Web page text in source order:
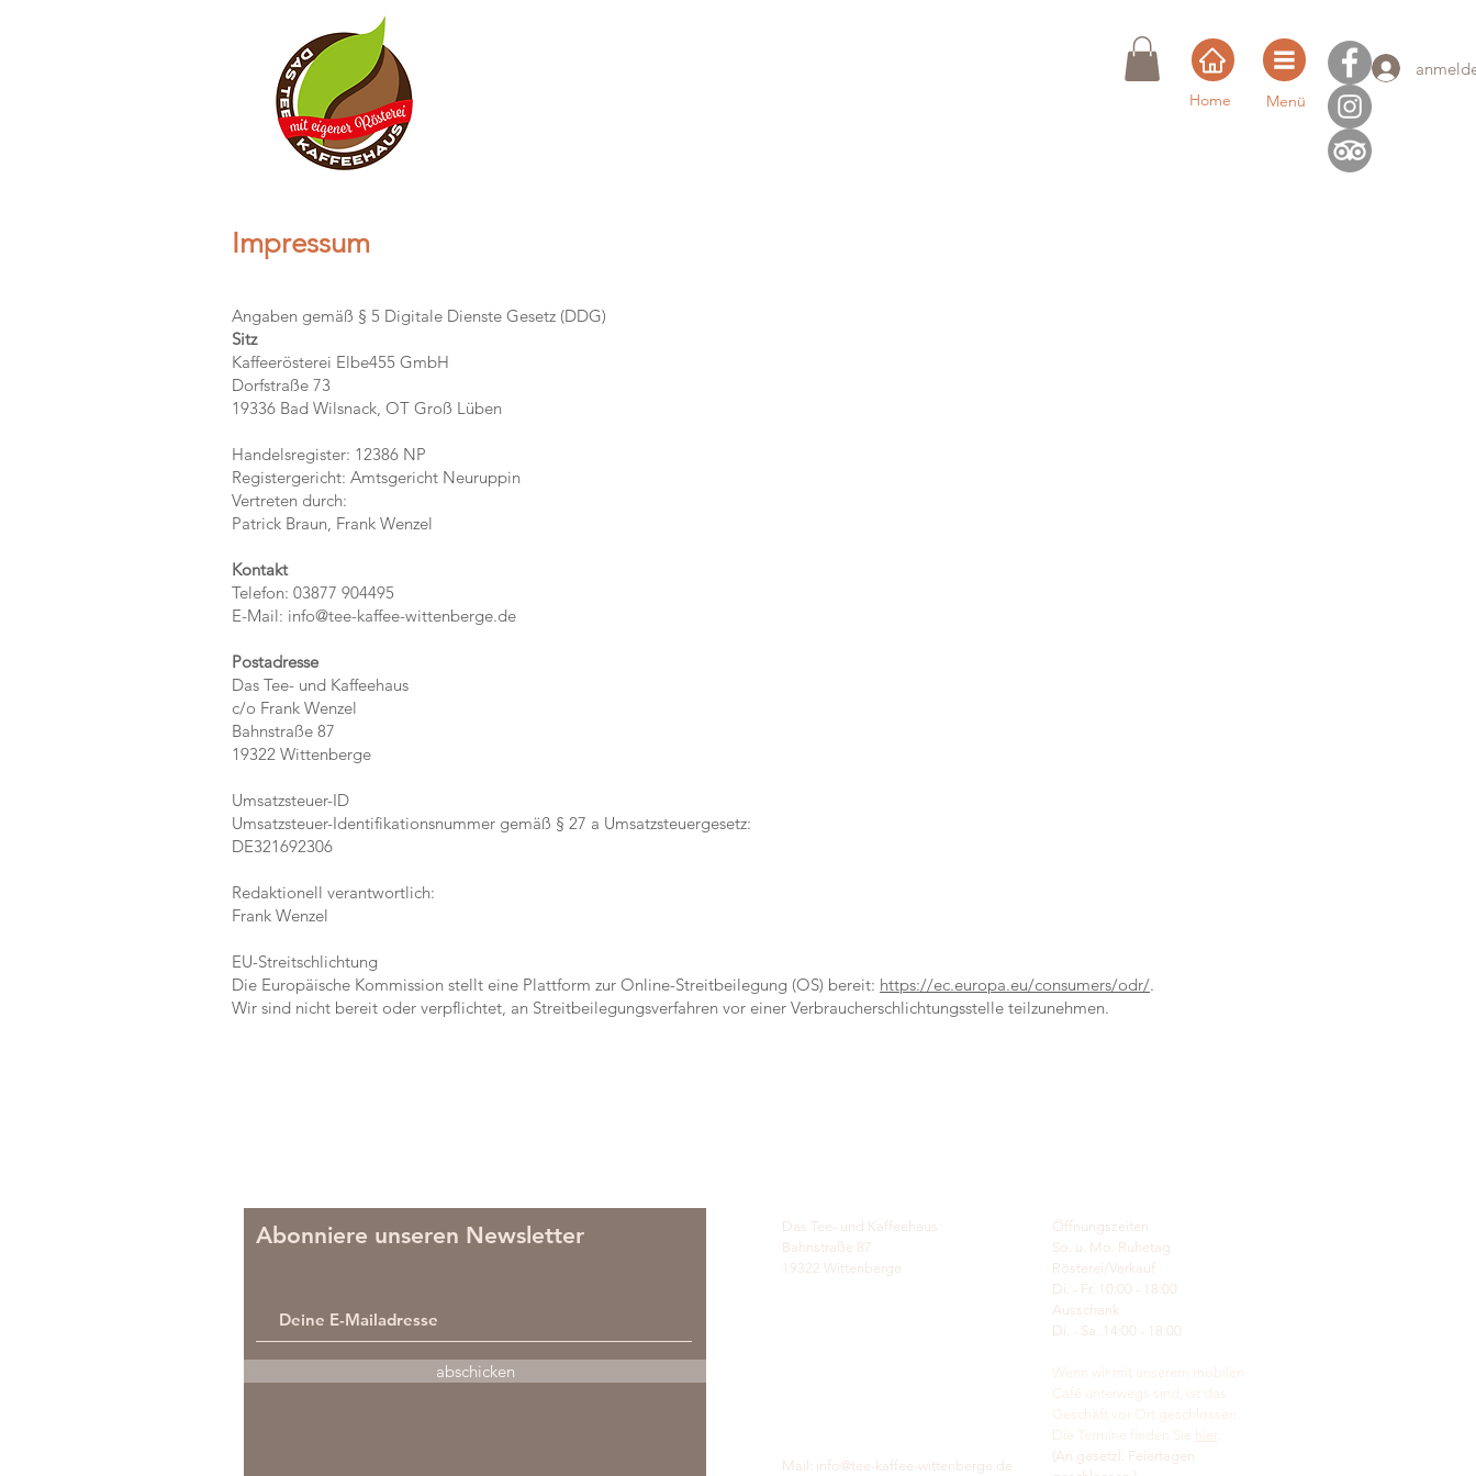
Menü
Home
Impressum
Angaben gemäß § 5 Digitale Dienste Gesetz (DDG)
Sitz
Kaffeerösterei Elbe455 GmbH
Dorfstraße 73
19336 Bad Wilsnack, OT Groß Lüben
Handelsregister: 12386 NP
Registergericht: Amtsgericht Neuruppin
Vertreten durch:
Patrick Braun, Frank Wenzel
Kontakt
Telefon: 03877 904495
E-Mail: info@tee-kaffee-wittenberge.de
Postadresse
Das Tee- und Kaffeehaus
c/o Frank Wenzel
Bahnstraße 87
19322 Wittenberge
Umsatzsteuer-ID
Umsatzsteuer-Identifikationsnummer gemäß § 27 a Umsatzsteuergesetz:
DE321692306
Redaktionell verantwortlich:
Frank Wenzel
EU-Streitschlichtung
Die Europäische Kommission stellt eine Plattform zur Online-Streitbeilegung (OS) bereit: https://ec.europa.eu/consumers/odr/.
Wir sind nicht bereit oder verpflichtet, an Streitbeilegungsverfahren vor einer Verbraucherschlichtungsstelle teilzunehmen.
Abonniere unseren Newsletter
abschicken
Das Tee- und Kaffeehaus
Bahnstraße 87
19322 Wittenberge
Öffnungszeiten
So. u. Mo. Ruhetag
Rösterei/Verkauf
Di. - Fr. 10:00 - 18:00
Ausschank
Di. - Sa. 14:00 - 18:00
Wenn wir mit unserem mobilen
Café unterwegs sind, ist das
Geschäft vor Ort geschlossen.
Die Termine finden Sie
hier.
(An gesetzl. Feiertagen
Mail: info@tee-kaffee-wittenberge.de